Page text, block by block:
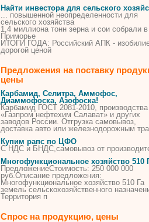
Найти инвестора для сельского
... повышенной неопределенности для
сельского хозяйства
1,4 миллиона тонн зерна и сои собрали в
Приморье
ИТОГИ ГОДА: Российский АПК -
дорогой ценой
Предложения на поставку
цены
Карбамид, Селитра, Аммофос,
Диаммофоска, Азофоска!
Карбамид ГОСТ 2081-2010, производства
«Газпром нефтехим Салават» и других
заводов России. Отгрузка самовывоз,
доставка авто или железнодорожным
Купим рапс по ЦФО
С НДС и БНДС,самовывоз от
Многофункциональное хозяйство 510
ПредложениеСтоимость: 250 000 000
руб.Описание предложения:
Многофункциональное хозяйство 510 Га
земель сельскохозяйственного
Территория п
Спрос на продукцию, цены